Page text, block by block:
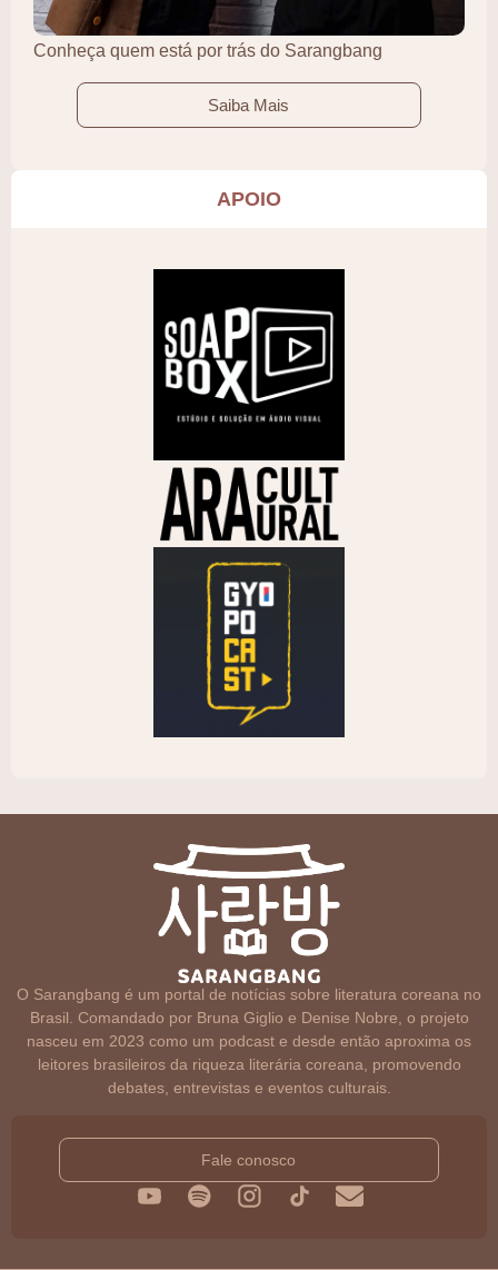
Conheça quem está por trás do Sarangbang
Saiba Mais
APOIO
O Sarangbang é um portal de notícias sobre literatura coreana no
Brasil. Comandado por Bruna Giglio e Denise Nobre, o projeto
nasceu em 2023 como um podcast e desde então aproxima os
leitores brasileiros da riqueza literária coreana, promovendo
debates, entrevistas e eventos culturais.
Fale conosco